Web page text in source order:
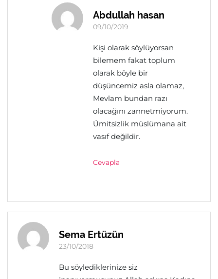
Abdullah hasan
09/10/2019
Kişi olarak söylüyorsan
bilemem fakat toplum
olarak böyle bir
düşüncemiz asla olamaz,
Mevlam bundan razı
olacağını zannetmiyorum.
Ümitsizlik müslümana ait
vasıf değildir.
Cevapla
Sema Ertüzün
23/10/2018
Bu söylediklerinize siz